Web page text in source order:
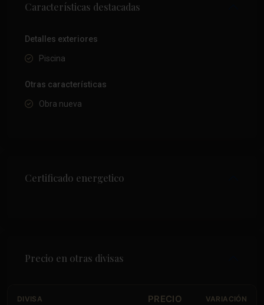
Características destacadas
Detalles exteriores
Piscina
Otras características
Obra nueva
Certificado energetico
Precio en otras divisas
DIVISA PRECIO VARIACIÓN